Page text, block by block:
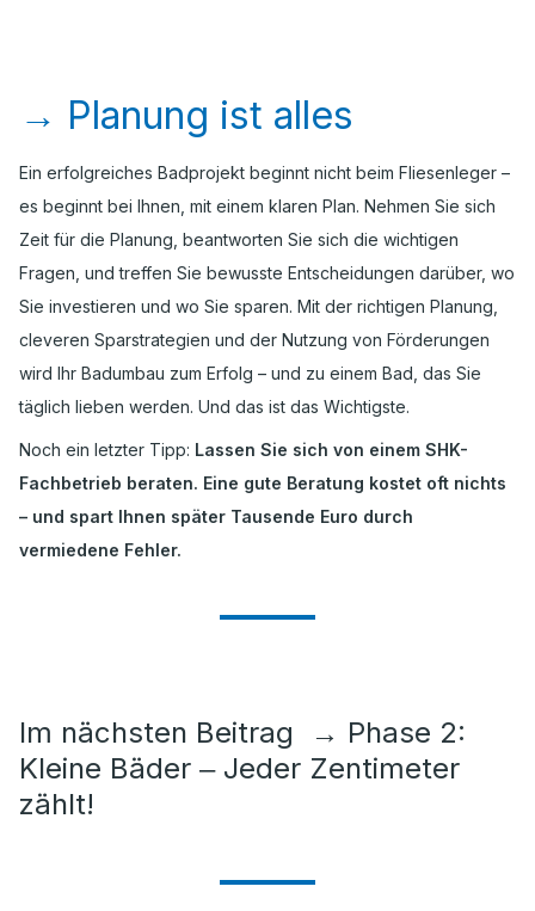
→ Planung ist alles
Ein erfolgreiches Badprojekt beginnt nicht beim Fliesenleger –
es beginnt bei Ihnen, mit einem klaren Plan. Nehmen Sie sich
Zeit für die Planung, beantworten Sie sich die wichtigen
Fragen, und treffen Sie bewusste Entscheidungen darüber, wo
Sie investieren und wo Sie sparen. Mit der richtigen Planung,
cleveren Sparstrategien und der Nutzung von Förderungen
wird Ihr Badumbau zum Erfolg – und zu einem Bad, das Sie
täglich lieben werden. Und das ist das Wichtigste.
Noch ein letzter Tipp: Lassen Sie sich von einem SHK-
Fachbetrieb beraten. Eine gute Beratung kostet oft nichts
– und spart Ihnen später Tausende Euro durch
vermiedene Fehler.
Im nächsten Beitrag → Phase 2:
Kleine Bäder ‒ Jeder Zentimeter
zählt!